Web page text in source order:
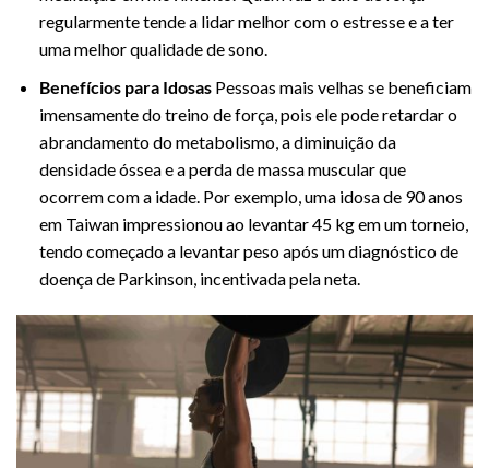
regularmente tende a lidar melhor com o estresse e a ter
uma melhor qualidade de sono.
Benefícios para IdosasPessoas mais velhas se beneficiam
imensamente do treino de força, pois ele pode retardar o
abrandamento do metabolismo, a diminuição da
densidade óssea e a perda de massa muscular que
ocorrem com a idade. Por exemplo, uma idosa de 90 anos
em Taiwan impressionou ao levantar 45 kg em um torneio,
tendo começado a levantar peso após um diagnóstico de
doença de Parkinson, incentivada pela neta.